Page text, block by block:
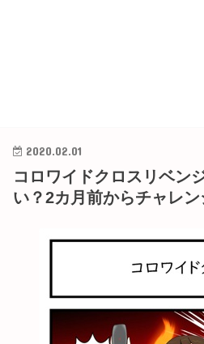
2020.02.01
コロワイドクロスリベン
い？2カ月前からチャレン